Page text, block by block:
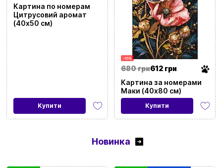
Картина по номерам
Цитрусовий аромат
(40х50 см)
Купити
-10%
680 грн612 грн
Картина за номерами
Маки (40х80 см)
Купити
Новинка